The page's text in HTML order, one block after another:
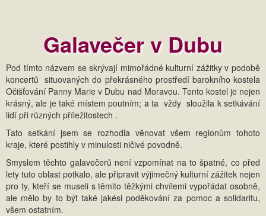
Galavečer v Dubu
Pod tímto názvem se skrývají mimořádné kulturní zážitky v podobě
koncertů situovaných do překrásného prostředí barokního kostela
Očišťování Panny Marie v Dubu nad Moravou. Tento kostel je nejen
krásný, ale je také místem poutním; a ta vždy sloužila k setkávání
lidí při různých příležitostech .
Tato setkání jsem se rozhodla věnovat všem regionům tohoto
kraje, které postihly v minulosti ničivé povodně.
Smyslem těchto galavečerů není vzpomínat na to špatné, co před
lety tuto oblast potkalo, ale připravit výjimečný kulturní zážitek nejen
pro ty, kteří se museli s těmito těžkými chvílemi vypořádat osobně,
ale mělo by to být také jakési poděkování za pomoc a solidaritu,
všem ostatním.